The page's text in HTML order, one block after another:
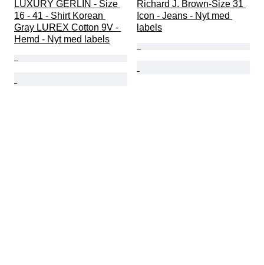
LUXURY GERLIN - Size
16 - 41 - Shirt Korean
Gray LUREX Cotton 9V -
Hemd - Nyt med labels
Richard J. Brown-Size 31
Icon - Jeans - Nyt med
labels